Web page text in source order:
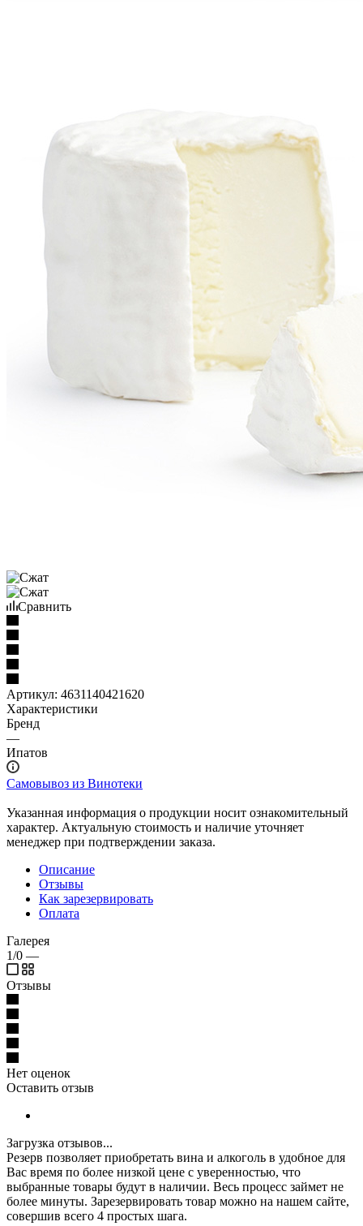
Сравнить
Артикул: 4631140421620
Характеристики
Бренд
—
Ипатов
Самовывоз из Винотеки
Указанная информация о продукции носит ознакомительный
характер. Актуальную стоимость и наличие уточняет
менеджер при подтверждении заказа.
Описание
Отзывы
Как зарезервировать
Оплата
Галерея
1/0 —
Отзывы
Нет оценок
Оставить отзыв
Загрузка отзывов...
Резерв позволяет приобретать вина и алкоголь в удобное для
Вас время по более низкой цене с уверенностью, что
выбранные товары будут в наличии. Весь процесс займет не
более минуты. Зарезервировать товар можно на нашем сайте,
совершив всего 4 простых шага.